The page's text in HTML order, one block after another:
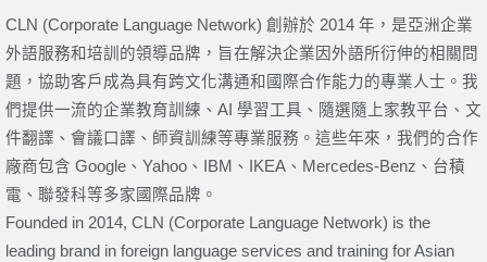
CLN (Corporate Language Network) 創辦於 2014 年，是亞洲企業
外語服務和培訓的領導品牌，旨在解決企業因外語所衍伸的相關問
題，協助客戶成為具有跨文化溝通和國際合作能力的專業人士。我
們提供一流的企業教育訓練、AI 學習工具、隨選隨上家教平台、文
件翻譯、會議口譯、師資訓練等專業服務。這些年來，我們的合作
廠商包含 Google、Yahoo、IBM、IKEA、Mercedes-Benz、台積
電、聯發科等多家國際品牌。
Founded in 2014, CLN (Corporate Language Network) is the
leading brand in foreign language services and training for Asian